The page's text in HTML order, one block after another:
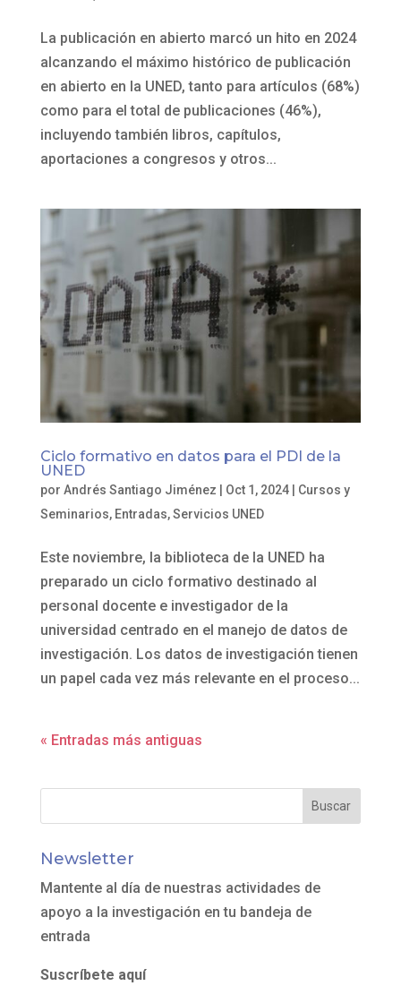
La publicación en abierto marcó un hito en 2024
alcanzando el máximo histórico de publicación
en abierto en la UNED, tanto para artículos (68%)
como para el total de publicaciones (46%),
incluyendo también libros, capítulos,
aportaciones a congresos y otros...
Ciclo formativo en datos para el PDI de la
UNED
por Andrés Santiago Jiménez Oct 1, 2024| Cursos y
Seminarios, Entradas,Servicios UNED
Este noviembre, la biblioteca de la UNED ha
preparado un ciclo formativo destinado al
personal docente e investigador de la
universidad centrado en el manejo de datos de
investigación. Los datos de investigación tienen
un papel cada vez más relevante en el proceso...
« Entradas más antiguas
Newsletter
Mantente al día de nuestras actividades de
apoyo a la investigación en tu bandeja de
entrada
Suscríbete aquí